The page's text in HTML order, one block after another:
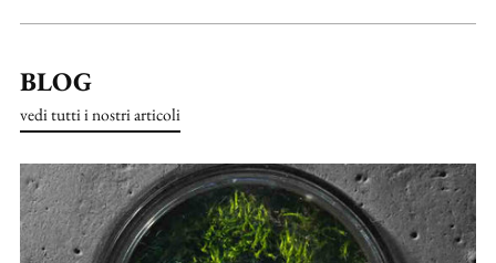
BLOG
vedi tutti i nostri articoli